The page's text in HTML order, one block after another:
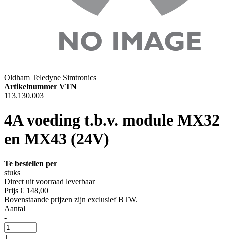
Oldham Teledyne Simtronics
Artikelnummer VTN
113.130.003
4A voeding t.b.v. module MX32
en MX43 (24V)
Te bestellen per
stuks
Direct uit voorraad leverbaar
Prijs € 148,00
Bovenstaande prijzen zijn exclusief BTW.
Aantal
-
+